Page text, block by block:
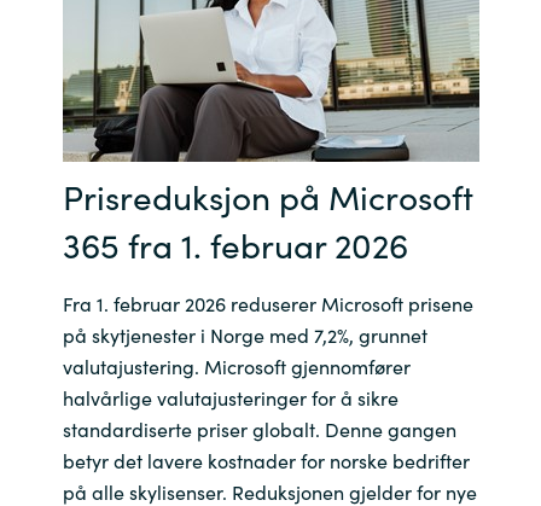
Hungary
Iceland
India
Indonesia
Kingdom of Saudi Arabia
Kuwait
Latvia
Lithuania
Prisreduksjon på Microsoft
365 fra 1. februar 2026
Fra 1. februar 2026 reduserer Microsoft prisene
på skytjenester i Norge med 7,2%, grunnet
valutajustering. Microsoft gjennomfører
halvårlige valutajusteringer for å sikre
standardiserte priser globalt. Denne gangen
betyr det lavere kostnader for norske bedrifter
på alle skylisenser. Reduksjonen gjelder for nye